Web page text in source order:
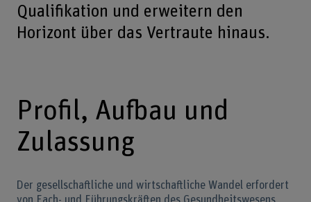
Qualifikation und erweitern den
Horizont über das Vertraute hinaus.
Profil, Aufbau und
Zulassung
Der gesellschaftliche und wirtschaftliche Wandel erfordert
von Fach- und Führungskräften des Gesundheitswesens